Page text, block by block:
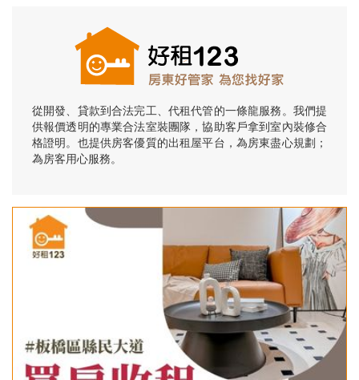
從開發、貸款到合法完工、代租代管的一條龍服務。我們提
供報價透明的專業合法室裝團隊，協助客戶拿到室內裝修合
格證明。也提供房客優質的出租屋平台，為房東盡心規劃；
為房客用心服務。